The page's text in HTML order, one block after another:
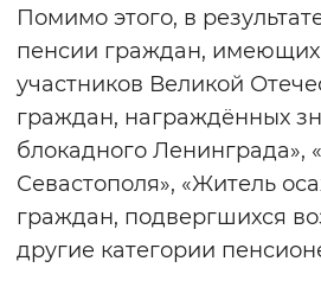
Помимо этого, в
пенсии граждан, имеющих
участников Великой
граждан, награждённых
блокадного Ленинграда»,
Севастополя», «Житель
граждан, подвергшихся
другие категории